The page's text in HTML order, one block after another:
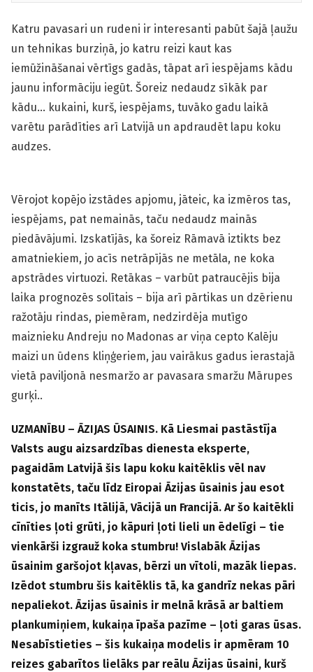
Katru pavasari un rudeni ir interesanti pabūt šajā ļaužu
un tehnikas burziņā, jo katru reizi kaut kas
iemūžināšanai vērtīgs gadās, tāpat arī iespējams kādu
jaunu informāciju iegūt. Šoreiz nedaudz sīkāk par
kādu… kukaini, kurš, iespējams, tuvāko gadu laikā
varētu parādīties arī Latvijā un apdraudēt lapu koku
audzes.
Vērojot kopējo izstādes apjomu, jāteic, ka izmēros tas,
iespējams, pat nemainās, taču nedaudz mainās
piedāvājumi. Izskatījās, ka šoreiz Rāmavā iztikts bez
amatniekiem, jo acīs netrāpījās ne metāla, ne koka
apstrādes virtuozi. Retākas – varbūt patraucējis bija
laika prognozēs solītais – bija arī pārtikas un dzērienu
ražotāju rindas, piemēram, nedzirdēja mutīgo
maiznieku Andreju no Madonas ar viņa cepto Kalēju
maizi un ūdens kliņģeriem, jau vairākus gadus ierastajā
vietā paviljonā nesmaržo ar pavasara smaržu Mārupes
gurķi..
UZMANĪBU – ĀZIJAS ŪSAINIS. Kā Liesmai pastāstīja
Valsts augu aizsardzības dienesta eksperte,
pagaidām Latvijā šis lapu koku kaitēklis vēl nav
konstatēts, taču līdz Eiropai Āzijas ūsainis jau esot
ticis, jo manīts Itālijā, Vācijā un Francijā. Ar šo kaitēkli
cīnīties ļoti grūti, jo kāpuri ļoti lieli un ēdelīgi – tie
vienkārši izgrauž koka stumbru! Vislabāk Āzijas
ūsainim garšojot kļavas, bērzi un vītoli, mazāk liepas.
Izēdot stumbru šis kaitēklis tā, ka gandrīz nekas pāri
nepaliekot. Āzijas ūsainis ir melnā krāsā ar baltiem
plankumiņiem, kukaiņa īpaša pazīme – ļoti garas ūsas.
Nesabīstieties – šis kukaiņa modelis ir apmēram 10
reizes gabarītos lielāks par reālu Āzijas ūsaini, kurš